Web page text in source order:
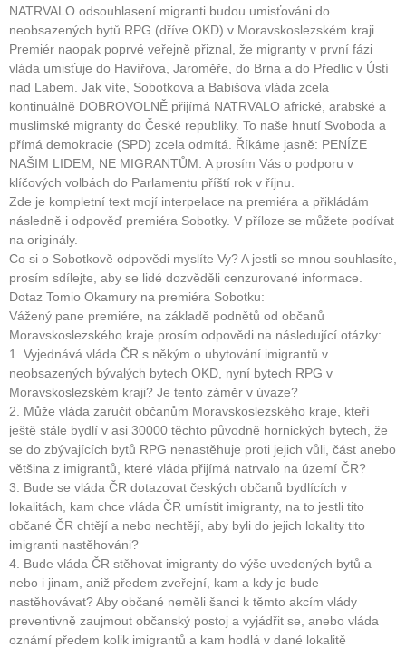
NATRVALO odsouhlasení migranti budou umisťováni do
neobsazených bytů RPG (dříve OKD) v Moravskoslezském kraji.
Premiér naopak poprvé veřejně přiznal, že migranty v první fázi
vláda umisťuje do Havířova, Jaroměře, do Brna a do Předlic v Ústí
nad Labem. Jak víte, Sobotkova a Babišova vláda zcela
kontinuálně DOBROVOLNĚ přijímá NATRVALO africké, arabské a
muslimské migranty do České republiky. To naše hnutí Svoboda a
přímá demokracie (SPD) zcela odmítá. Říkáme jasně: PENÍZE
NAŠIM LIDEM, NE MIGRANTŮM. A prosím Vás o podporu v
klíčových volbách do Parlamentu příští rok v říjnu.
Zde je kompletní text mojí interpelace na premiéra a přikládám
následně i odpověď premiéra Sobotky. V příloze se můžete podívat
na originály.
Co si o Sobotkově odpovědi myslíte Vy? A jestli se mnou souhlasíte,
prosím sdílejte, aby se lidé dozvěděli cenzurované informace.
Dotaz Tomio Okamury na premiéra Sobotku:
Vážený pane premiére, na základě podnětů od občanů
Moravskoslezského kraje prosím odpovědi na následující otázky:
1. Vyjednává vláda ČR s někým o ubytování imigrantů v
neobsazených bývalých bytech OKD, nyní bytech RPG v
Moravskoslezském kraji? Je tento záměr v úvaze?
2. Může vláda zaručit občanům Moravskoslezského kraje, kteří
ještě stále bydlí v asi 30000 těchto původně hornických bytech, že
se do zbývajících bytů RPG nenastěhuje proti jejich vůli, část anebo
většina z imigrantů, které vláda přijímá natrvalo na území ČR?
3. Bude se vláda ČR dotazovat českých občanů bydlících v
lokalitách, kam chce vláda ČR umístit imigranty, na to jestli tito
občané ČR chtějí a nebo nechtějí, aby byli do jejich lokality tito
imigranti nastěhováni?
4. Bude vláda ČR stěhovat imigranty do výše uvedených bytů a
nebo i jinam, aniž předem zveřejní, kam a kdy je bude
nastěhovávat? Aby občané neměli šanci k těmto akcím vlády
preventivně zaujmout občanský postoj a vyjádřit se, anebo vláda
oznámí předem kolik imigrantů a kam hodlá v dané lokalitě